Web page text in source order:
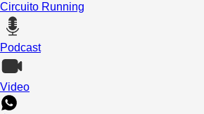
Circuito Running
Podcast
Video